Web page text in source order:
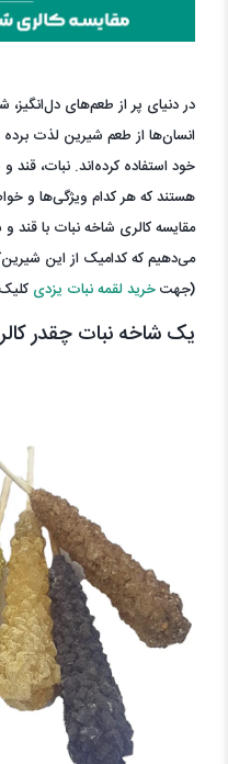
در دنیای پر از طعم‌های دل‌انگیز،
انسان‌ها از طعم شیرین لذت
خود استفاده کرده‌اند. نبات، قند
هستند که هر کدام ویژگی‌ها و
مقایسه کالری شاخه نبات با قند
می‌دهیم که کدامیک از این
(جهتخرید لقمه نبات یزدی
یک شاخه نبات چقدر